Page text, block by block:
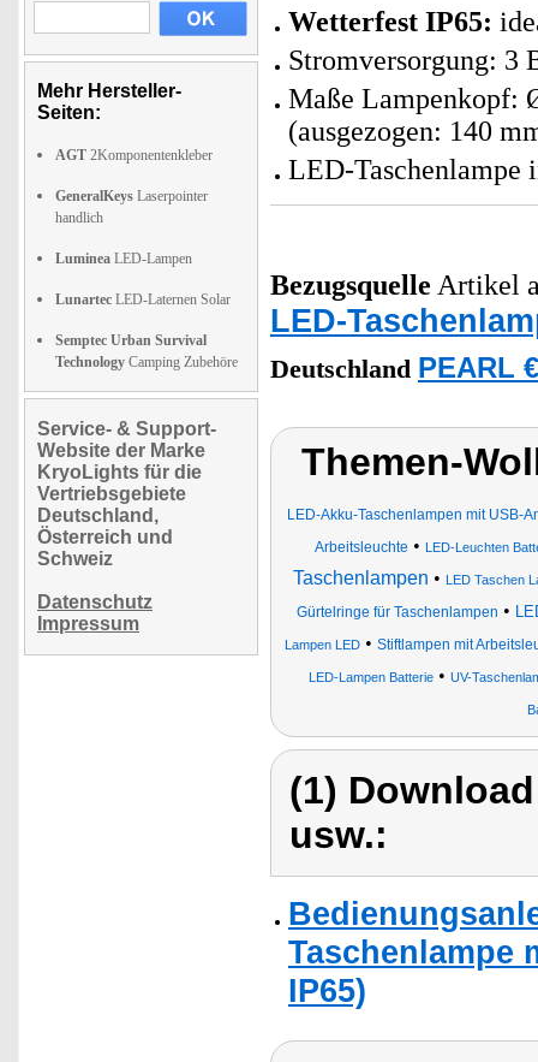
Mehr Hersteller-
Seiten:
AGT 2Komponentenkleber
GeneralKeys Laserpointer
handlich
Luminea LED-Lampen
Lunartec LED-Laternen Solar
Semptec Urban Survival
Technology Camping Zubehöre
Service- & Support-
Website der Marke
KryoLights für die
Vertriebsgebiete
Deutschland,
Österreich und
Schweiz
Datenschutz
Impressum
Wetterfest IP65:
Stromversorgung: 3
Maße Lampenkopf:
(ausgezogen: 140
LED-Taschenlampe
Bezugsquelle Artikel
LED-
Deutschland PEARL
Themen-
LED-Akku-Taschenlampen mit USB-
Arbeitsleuchte • LED-Leuchten
Taschenlampen • LED Taschen
Gürtelringe für Taschenlampen •
Lampen LED • Stiftlampen mit
LED-Lampen Batterie• UV-
(1)
usw.:
Taschenlampe
IP65)